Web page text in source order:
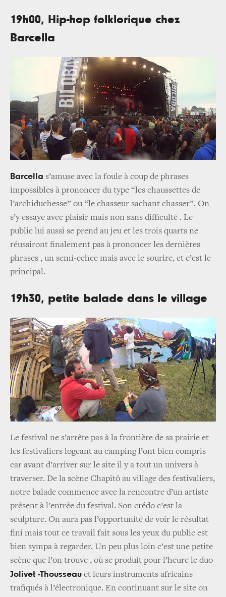
19h00, Hip-hop folklorique chez
Barcella
Barcella s’amuse avec la foule à coup de phrases
impossibles à prononcer du type “les chaussettes de
l’archiduchesse” ou “le chasseur sachant chasser”. On
s’y essaye avec plaisir mais non sans difficulté . Le
public lui aussi se prend au jeu et les trois quarts ne
réussiront finalement pas à prononcer les dernières
phrases , un semi-echec mais avec le sourire, et c’est le
principal.
19h30, petite balade dans le village
Le festival ne s’arrête pas à la frontière de sa prairie et
les festivaliers logeant au camping l’ont bien compris
car avant d’arriver sur le site il y a tout un univers à
traverser. De la scène Chapitô au village des festivaliers,
notre balade commence avec la rencontre d’un artiste
présent à l’entrée du festival. Son crédo c’est la
sculpture. On aura pas l’opportunité de voir le résultat
fini mais tout ce travail fait sous les yeux du public est
bien sympa à regarder. Un peu plus loin c’est une petite
scène que l’on trouve , où se produit pour l’heure le duo
Jolivet -Thousseau et leurs instruments africains
trafiqués à l’électronique. En continuant sur le site on